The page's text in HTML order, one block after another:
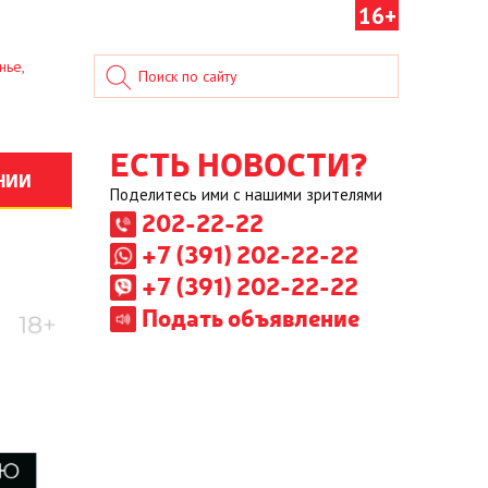
16+
ЕСТЬ НОВОСТИ?
Поделитесь ими с нашими зрителями
202-22-22
+7 (391) 202-22-22
+7 (391) 202-22-22
Подать объявление